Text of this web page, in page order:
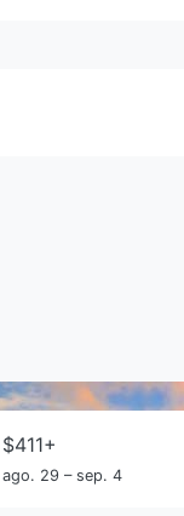
$411+
ago. 29 – sep. 4